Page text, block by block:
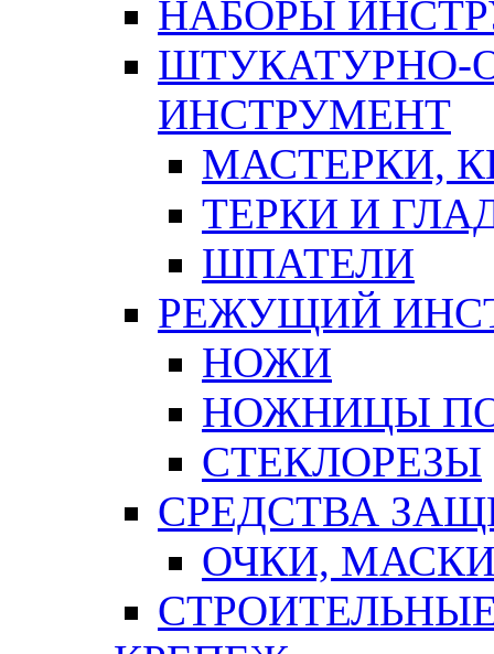
НАБОРЫ
ШТУКАТУРНО-
ИНСТРУМЕНТ
МАСТЕРКИ,
ТЕРКИ И
ШПАТЕЛИ
РЕЖУЩИЙ
НОЖИ
НОЖНИЦЫ
СТЕКЛОРЕЗЫ
СРЕДСТВА
ОЧКИ,